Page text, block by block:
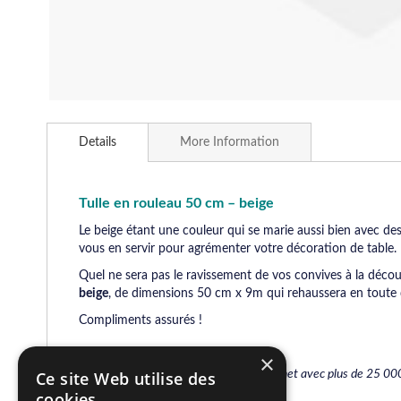
to
gallery
Details
Tulle en rouleau 50 cm – beige
Le beige étant une couleur qui se marie aussi bien avec
vous en servir pour agrémenter votre décoration de table.
Quel ne sera pas le ravissement de vos convives à la
beige, de dimensions 50 cm x 9m qui rehaussera en
Compliments assurés !
Leader de la décoration festive sur internet avec plus de 25
More Information
×
Ce site Web utilise des